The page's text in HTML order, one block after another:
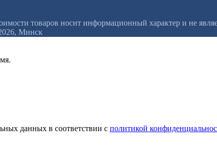
товаров носит информационный характер и не
Минск
данных в соответствии с политикой